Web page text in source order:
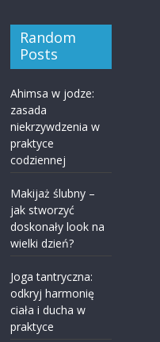
Random
Posts
Ahimsa w jodze:
zasada
niekrzywdzenia w
praktyce
codziennej
Makijaż ślubny –
jak stworzyć
doskonały look na
wielki dzień?
Joga tantryczna:
odkryj harmonię
ciała i ducha w
praktyce